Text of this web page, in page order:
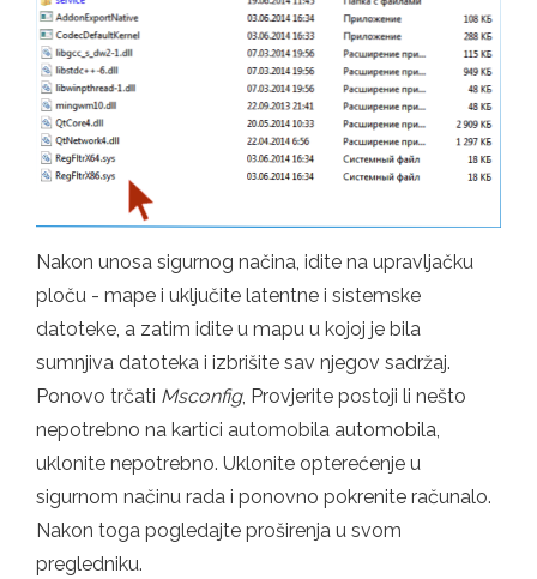
Nakon unosa sigurnog načina, idite na upravljačku
ploču - mape i uključite latentne i sistemske
datoteke, a zatim idite u mapu u kojoj je bila
sumnjiva datoteka i izbrišite sav njegov sadržaj.
Ponovo trčati Msconfig, Provjerite postoji li nešto
nepotrebno na kartici automobila automobila,
uklonite nepotrebno. Uklonite opterećenje u
sigurnom načinu rada i ponovno pokrenite računalo.
Nakon toga pogledajte proširenja u svom
pregledniku.